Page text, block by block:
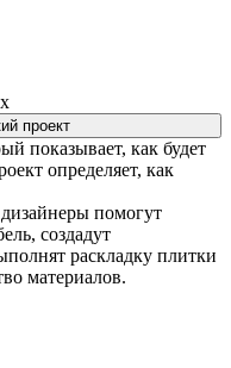
проект
показывает, как будет
определяет, как
помогут
создадут
раскладку плитки
материалов.